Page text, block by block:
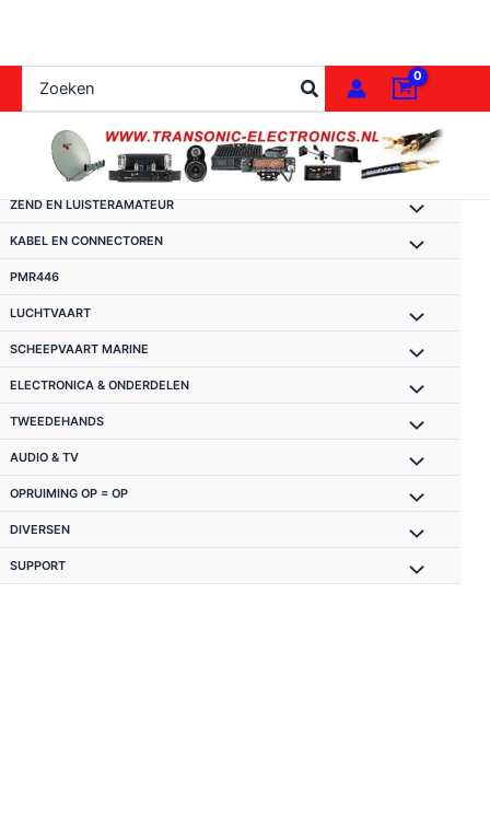
de
inhoud
naar:
ZEND EN LUISTERAMATEUR
KABEL EN CONNECTOREN
PMR446
LUCHTVAART
SCHEEPVAART MARINE
ELECTRONICA & ONDERDELEN
TWEEDEHANDS
AUDIO & TV
OPRUIMING OP = OP
DIVERSEN
SUPPORT